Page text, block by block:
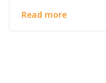
Read more